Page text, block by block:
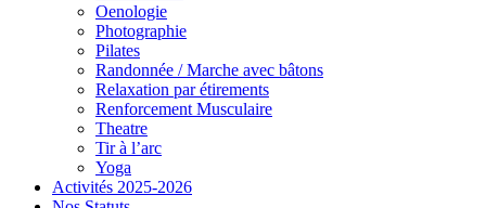
Oenologie
Photographie
Pilates
Randonnée / Marche avec bâtons
Relaxation par étirements
Renforcement Musculaire
Theatre
Tir à l’arc
Yoga
Activités 2025-2026